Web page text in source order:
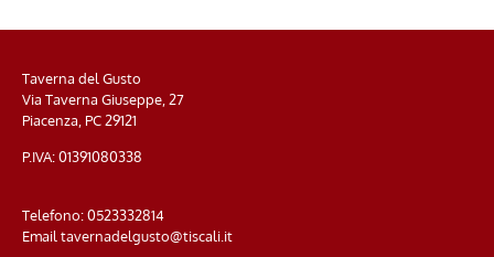
Taverna del Gusto
Via Taverna Giuseppe, 27
Piacenza, PC29121
P.IVA: 01391080338
Telefono:0523332814
Emailtavernadelgusto@tiscali.it